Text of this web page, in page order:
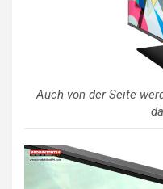
Auch von der Seite